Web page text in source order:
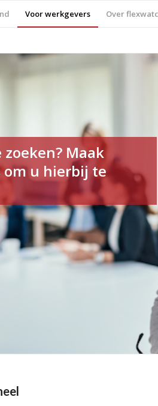
Voor werkgevers Over
Maak
om u hierbij te